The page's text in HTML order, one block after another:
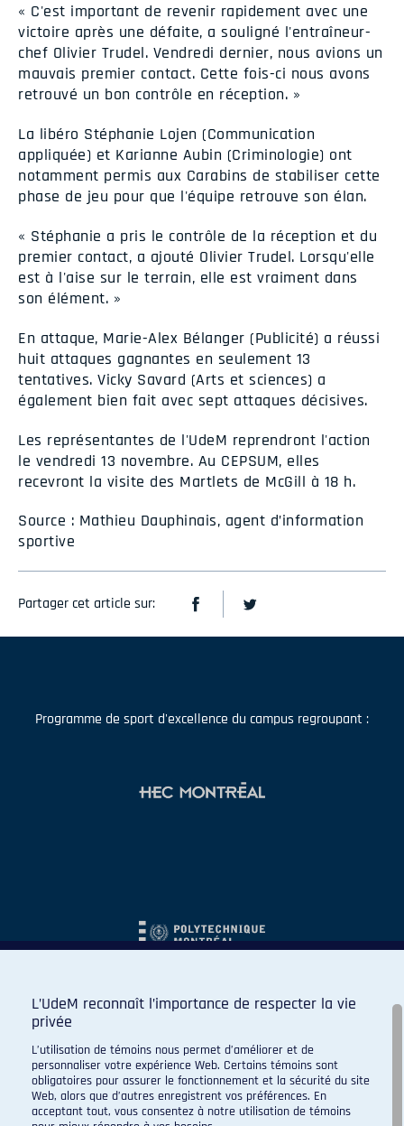
« C'est important de revenir rapidement avec une
victoire après une défaite, a souligné l'entraîneur-
chef Olivier Trudel. Vendredi dernier, nous avions un
mauvais premier contact. Cette fois-ci nous avons
retrouvé un bon contrôle en réception. »
La libéro Stéphanie Lojen (Communication
appliquée) et Karianne Aubin (Criminologie) ont
notamment permis aux Carabins de stabiliser cette
phase de jeu pour que l'équipe retrouve son élan.
« Stéphanie a pris le contrôle de la réception et du
premier contact, a ajouté Olivier Trudel. Lorsqu'elle
est à l'aise sur le terrain, elle est vraiment dans
son élément. »
En attaque, Marie-Alex Bélanger (Publicité) a réussi
huit attaques gagnantes en seulement 13
tentatives. Vicky Savard (Arts et sciences) a
également bien fait avec sept attaques décisives.
Les représentantes de l'UdeM reprendront l'action
le vendredi 13 novembre. Au CEPSUM, elles
recevront la visite des Martlets de McGill à 18 h.
Source : Mathieu Dauphinais, agent d’information
sportive
Partager cet article sur:
Programme de sport d'excellence du campus regroupant :
L’UdeM reconnaît l’importance de respecter la vie
privée
L’utilisation de témoins nous permet d’améliorer et de
personnaliser votre expérience Web. Certains témoins sont
obligatoires pour assurer le fonctionnement et la sécurité du site
Web, alors que d’autres enregistrent vos préférences. En
acceptant tout, vous consentez à notre utilisation de témoins